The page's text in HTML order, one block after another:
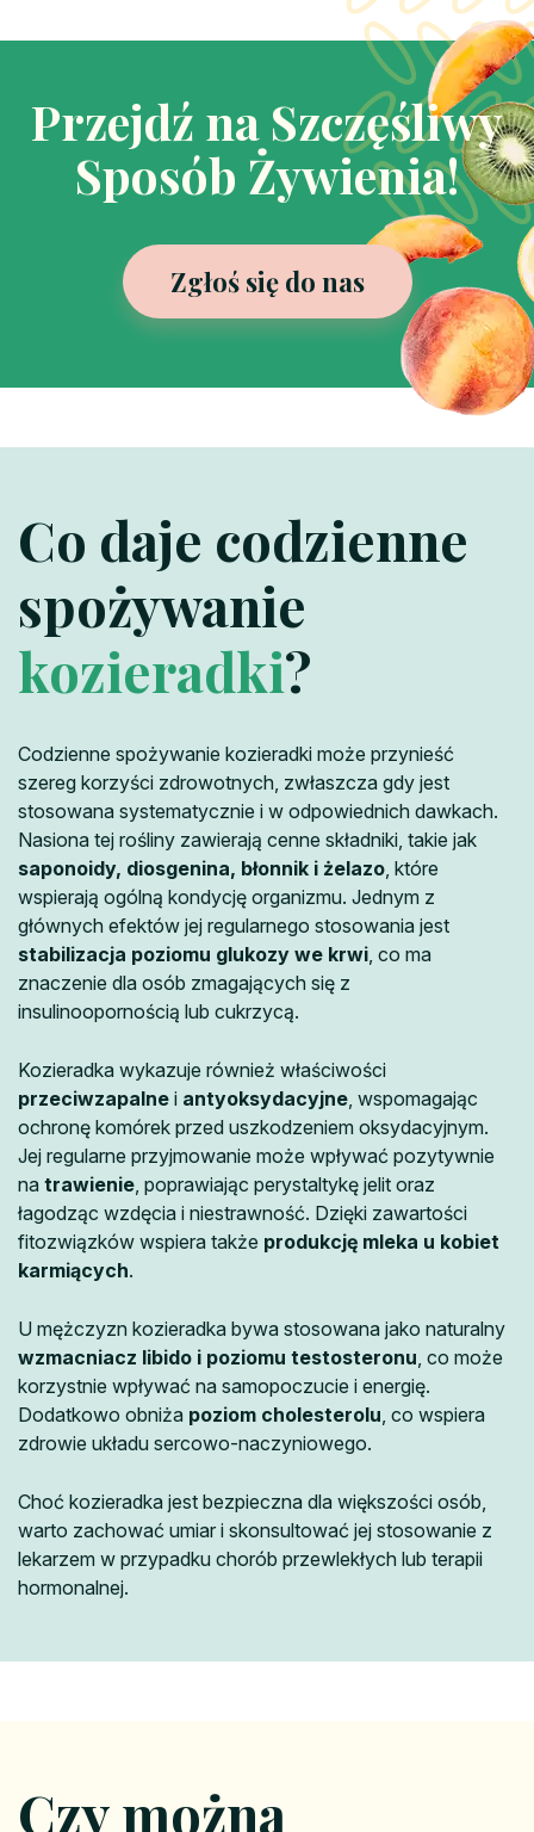
Przejdź na Szczęśliwy
Sposób Żywienia!
Zgłoś się do nas
Co daje codzienne
spożywanie
kozieradki?
Codzienne spożywanie kozieradki może przynieść
szereg korzyści zdrowotnych, zwłaszcza gdy jest
stosowana systematycznie i w odpowiednich dawkach.
Nasiona tej rośliny zawierają cenne składniki, takie jak
saponoidy, diosgenina, błonnik i żelazo , które
wspierają ogólną kondycję organizmu. Jednym z
głównych efektów jej regularnego stosowania jest
stabilizacja poziomu glukozy we krwi , co ma
znaczenie dla osób zmagających się z
insulinoopornością lub cukrzycą.
Kozieradka wykazuje również właściwości
przeciwzapalne i antyoksydacyjne , wspomagając
ochronę komórek przed uszkodzeniem oksydacyjnym.
Jej regularne przyjmowanie może wpływać pozytywnie
na trawienie , poprawiając perystaltykę jelit oraz
łagodząc wzdęcia i niestrawność. Dzięki zawartości
fitozwiązków wspiera także produkcję mleka u kobiet
karmiących.
U mężczyzn kozieradka bywa stosowana jako naturalny
wzmacniacz libido i poziomu testosteronu , co może
korzystnie wpływać na samopoczucie i energię.
Dodatkowo obniża poziom cholesterolu , co wspiera
zdrowie układu sercowo-naczyniowego.
Choć kozieradka jest bezpieczna dla większości osób,
warto zachować umiar i skonsultować jej stosowanie z
lekarzem w przypadku chorób przewlekłych lub terapii
hormonalnej.
Czy można